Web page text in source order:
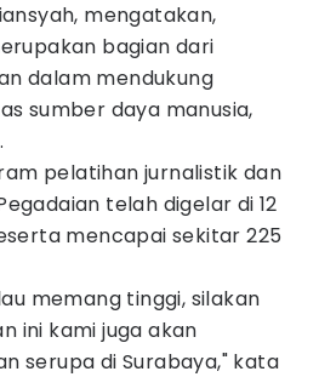
mengatakan,
bagian dari
dalam mendukung
sumber daya manusia,
pelatihan jurnalistik dan
telah digelar di 12
mencapai sekitar 225
memang tinggi, silakan
ini kami juga akan
serupa di Surabaya," kata